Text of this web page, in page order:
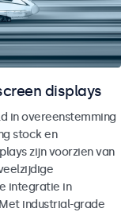
displays
in overeenstemming
stock en
zijn voorzien van
integratie in
industrial-grade